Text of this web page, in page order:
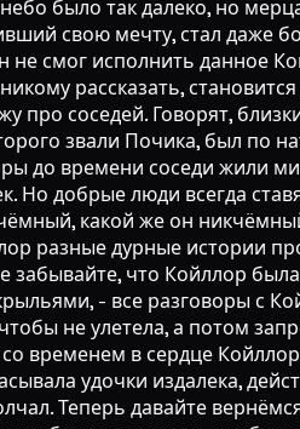
было так далеко, но
свою мечту, стал
не смог исполнить данное
рассказать,
про соседей. Говорят,
звали Почика, был по
до времени соседи жили
Но добрые люди всегда
какой же он
разные дурные истории
что Койллор
- все разговоры с
не улетела, а потом
временем в сердце
удочки издалека,
Теперь давайте